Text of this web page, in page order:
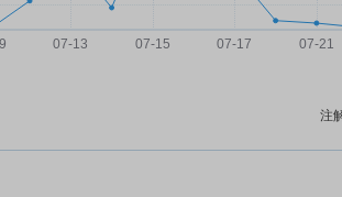
注